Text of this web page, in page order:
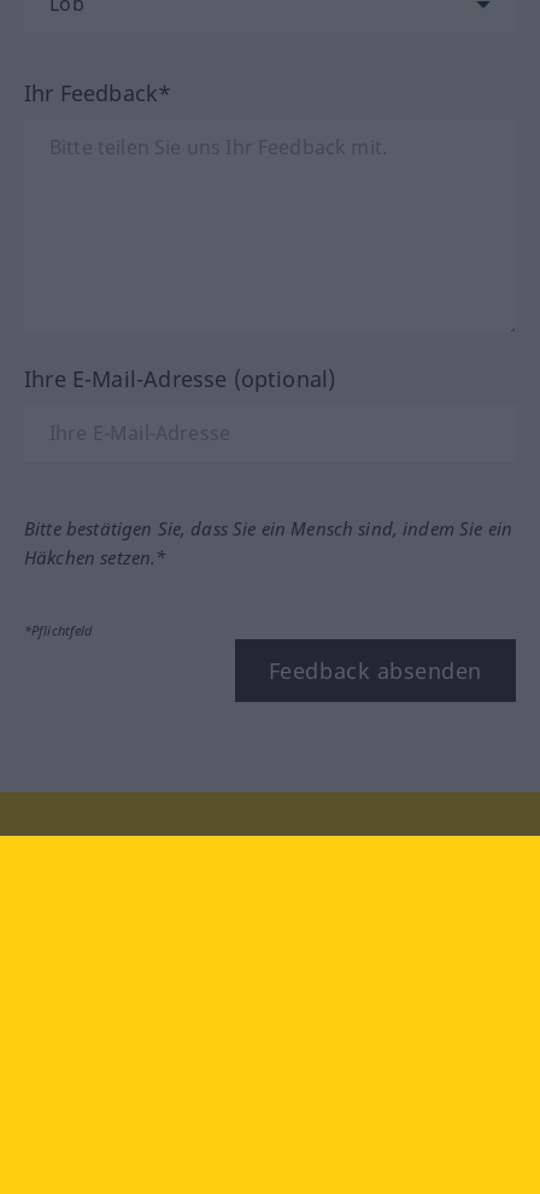
Ihr Feedback*
Ihre E-Mail-Adresse (optional)
Bitte bestätigen Sie, dass Sie ein Mensch sind, indem Sie ein
Häkchen setzen.*
*Pflichtfeld
Feedback absenden